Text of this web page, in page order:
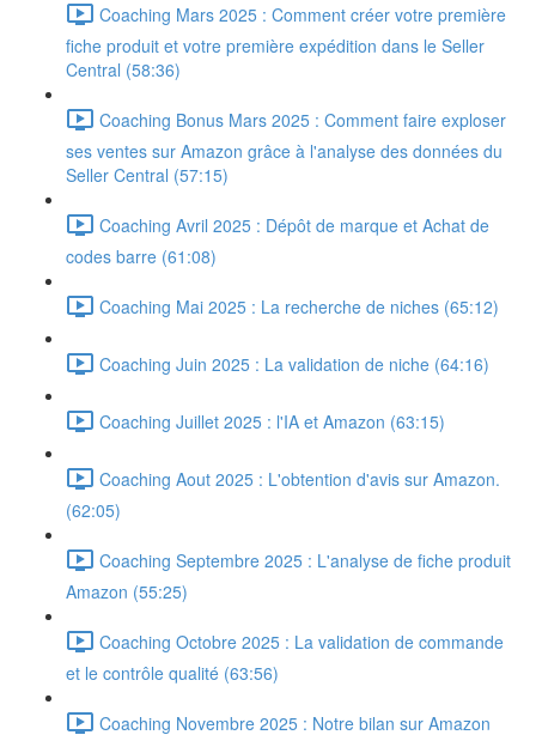
Coaching Mars 2025 : Comment créer votre première
fiche produit et votre première expédition dans le Seller
Central (58:36)
Coaching Bonus Mars 2025 : Comment faire exploser
ses ventes sur Amazon grâce à l'analyse des données du
Seller Central (57:15)
Coaching Avril 2025 : Dépôt de marque et Achat de
codes barre (61:08)
Coaching Mai 2025 : La recherche de niches (65:12)
Coaching Juin 2025 : La validation de niche (64:16)
Coaching Juillet 2025 : l'IA et Amazon (63:15)
Coaching Aout 2025 : L'obtention d'avis sur Amazon.
(62:05)
Coaching Septembre 2025 : L'analyse de fiche produit
Amazon (55:25)
Coaching Octobre 2025 : La validation de commande
et le contrôle qualité (63:56)
Coaching Novembre 2025 : Notre bilan sur Amazon